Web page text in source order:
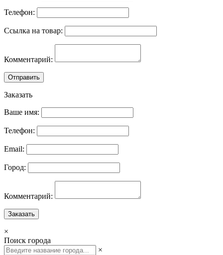
Телефон:
Ссылка на товар:
Комментарий:
Отправить
Заказать
Ваше имя:
Телефон:
Email:
Город:
Комментарий:
Заказать
×
Поиск города
×